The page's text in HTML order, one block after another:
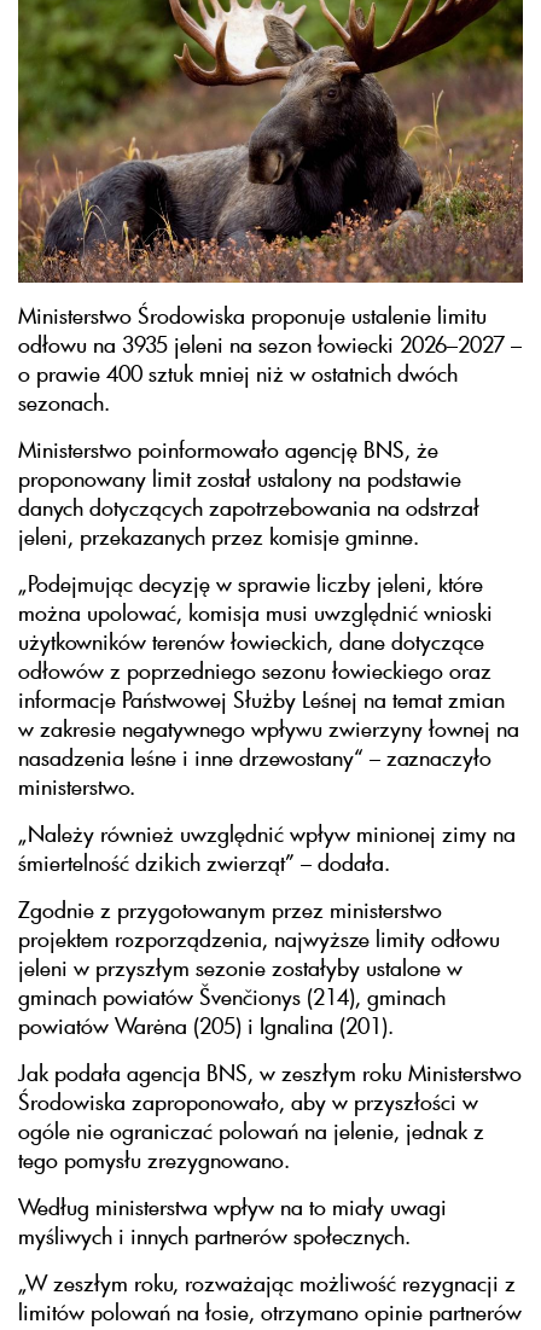
Ministerstwo Środowiska proponuje ustalenie limitu
odłowu na 3935 jeleni na sezon łowiecki 2026–2027 –
o prawie 400 sztuk mniej niż w ostatnich dwóch
sezonach.
Ministerstwo poinformowało agencję BNS, że
proponowany limit został ustalony na podstawie
danych dotyczących zapotrzebowania na odstrzał
jeleni, przekazanych przez komisje gminne.
„Podejmując decyzję w sprawie liczby jeleni, które
można upolować, komisja musi uwzględnić wnioski
użytkowników terenów łowieckich, dane dotyczące
odłowów z poprzedniego sezonu łowieckiego oraz
informacje Państwowej Służby Leśnej na temat zmian
w zakresie negatywnego wpływu zwierzyny łownej na
nasadzenia leśne i inne drzewostany“ – zaznaczyło
ministerstwo.
„Należy również uwzględnić wpływ minionej zimy na
śmiertelność dzikich zwierząt” – dodała.
Zgodnie z przygotowanym przez ministerstwo
projektem rozporządzenia, najwyższe limity odłowu
jeleni w przyszłym sezonie zostałyby ustalone w
gminach powiatów Švenčionys (214), gminach
powiatów Warėna (205) i Ignalina (201).
Jak podała agencja BNS, w zeszłym roku Ministerstwo
Środowiska zaproponowało, aby w przyszłości w
ogóle nie ograniczać polowań na jelenie, jednak z
tego pomysłu zrezygnowano.
Według ministerstwa wpływ na to miały uwagi
myśliwych i innych partnerów społecznych.
„W zeszłym roku, rozważając możliwość rezygnacji z
limitów polowań na łosie, otrzymano opinie partnerów